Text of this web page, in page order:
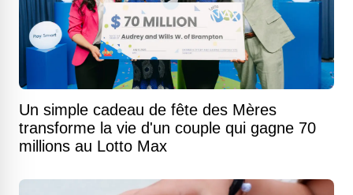
Un simple cadeau de fête des Mères
transforme la vie d'un couple qui gagne 70
millions au Lotto Max